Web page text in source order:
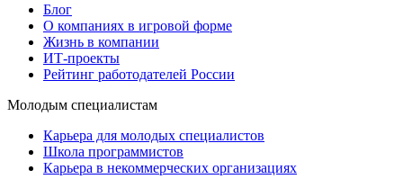
Блог
О компаниях в игровой форме
Жизнь в компании
ИТ-проекты
Рейтинг работодателей России
Молодым специалистам
Карьера для молодых специалистов
Школа программистов
Карьера в некоммерческих организациях